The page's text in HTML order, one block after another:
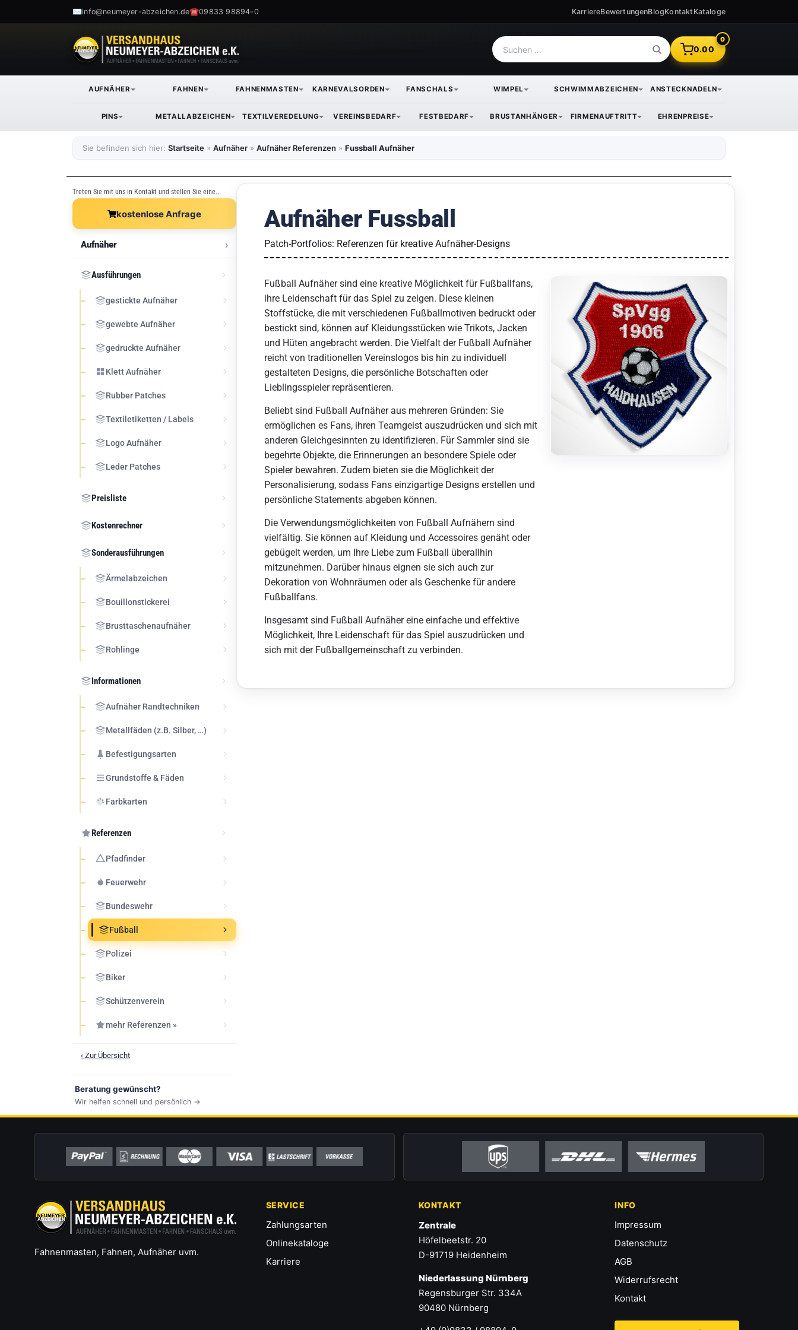
✉info@neumeyer-abzeichen.de☎09833 98894-0 KarriereBewertungenBlogKontakt Kataloge
0.00
0
AUFNÄHER FAHNEN FAHNENMASTEN KARNEVALSORDEN FANSCHALS WIMPEL SCHWIMMABZEICHEN ANSTECKNADELN
PINS METALLABZEICHEN TEXTILVEREDELUNG VEREINSBEDARF FESTBEDARF BRUSTANHÄNGER FIRMENAUFTRITT EHRENPREISE
Sie befinden sich hier: Startseite » Aufnäher » Aufnäher Referenzen » Fussball Aufnäher
Treten Sie mit uns in Kontakt und stellen Sie eine...
kostenlose Anfrage
Aufnäher
Ausführungen
gestickte Aufnäher
gewebte Aufnäher
gedruckte Aufnäher
Klett Aufnäher
Rubber Patches
Textiletiketten / Labels
Logo Aufnäher
Leder Patches
Preisliste
Kostenrechner
Sonderausführungen
Ärmelabzeichen
Bouillonstickerei
Brusttaschenaufnäher
Rohlinge
Informationen
Aufnäher Randtechniken
Metallfäden (z.B. Silber, …)
Befestigungsarten
Grundstoffe & Fäden
Farbkarten
Referenzen
Pfadfinder
Feuerwehr
Bundeswehr
Fußball
Polizei
Biker
Schützenverein
mehr Referenzen »
‹ Zur Übersicht
Beratung gewünscht?
Wir helfen schnell und persönlich →
Aufnäher Fussball
Patch-Portfolios: Referenzen für kreative Aufnäher-Designs
Fußball Aufnäher sind eine kreative Möglichkeit für Fußballfans,
ihre Leidenschaft für das Spiel zu zeigen. Diese kleinen
Stoffstücke, die mit verschiedenen Fußballmotiven bedruckt oder
bestickt sind, können auf Kleidungsstücken wie Trikots, Jacken
und Hüten angebracht werden. Die Vielfalt der Fußball Aufnäher
reicht von traditionellen Vereinslogos bis hin zu individuell
gestalteten Designs, die persönliche Botschaften oder
Lieblingsspieler repräsentieren.
Beliebt sind Fußball Aufnäher aus mehreren Gründen: Sie
ermöglichen es Fans, ihren Teamgeist auszudrücken und sich mit
anderen Gleichgesinnten zu identifizieren. Für Sammler sind sie
begehrte Objekte, die Erinnerungen an besondere Spiele oder
Spieler bewahren. Zudem bieten sie die Möglichkeit der
Personalisierung, sodass Fans einzigartige Designs erstellen und
persönliche Statements abgeben können.
Die Verwendungsmöglichkeiten von Fußball Aufnähern sind
vielfältig. Sie können auf Kleidung und Accessoires genäht oder
gebügelt werden, um Ihre Liebe zum Fußball überallhin
mitzunehmen. Darüber hinaus eignen sie sich auch zur
Dekoration von Wohnräumen oder als Geschenke für andere
Fußballfans.
Insgesamt sind Fußball Aufnäher eine einfache und effektive
Möglichkeit, Ihre Leidenschaft für das Spiel auszudrücken und
sich mit der Fußballgemeinschaft zu verbinden.
Fahnenmasten, Fahnen, Aufnäher uvm.
SERVICE
Zahlungsarten
Onlinekataloge
Karriere
KONTAKT
Zentrale
Höfelbeetstr. 20
D-91719 Heidenheim
Niederlassung Nürnberg
Regensburger Str. 334A
90480 Nürnberg
INFO
Impressum
Datenschutz
AGB
Widerrufsrecht
Kontakt